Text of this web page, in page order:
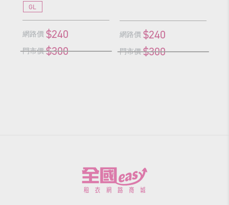
GL
網路價 $240
門市價 $300
網路價 $240
門市價 $300